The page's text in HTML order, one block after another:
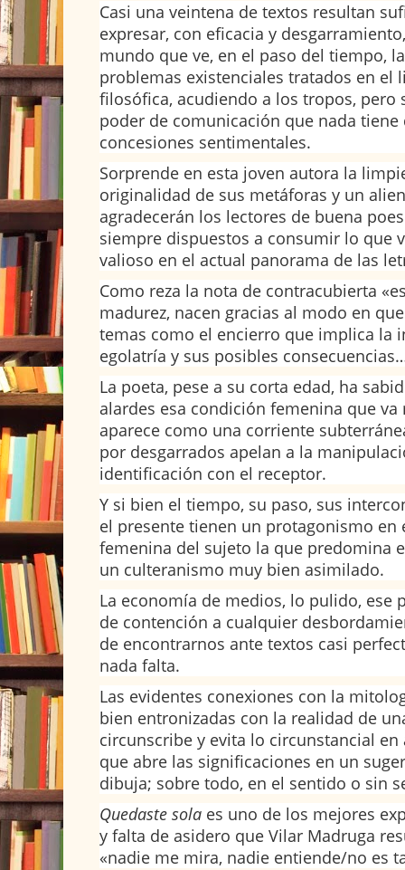
Casi una veintena de textos resultan
expresar, con eficacia y
mundo que ve, en el paso del tiempo,
problemas existenciales tratados en el
filosófica, acudiendo a los tropos,
poder de comunicación que nada
concesiones sentimentales.
Sorprende en esta joven autora la
originalidad de sus metáforas y un
agradecerán los lectores de buena
siempre dispuestos a consumir lo que
valioso en el actual panorama de las
Como reza la nota de contracubierta
madurez, nacen gracias al modo en
temas como el encierro que implica la
egolatría y sus posibles
La poeta, pese a su corta edad, ha
alardes esa condición femenina que
aparece como una corriente
por desgarrados apelan a la
identificación con el receptor.
Y si bien el tiempo, su paso, sus
el presente tienen un protagonismo en
femenina del sujeto la que predomina
un culteranismo muy bien asimilado.
La economía de medios, lo pulido, ese
de contención a cualquier
de encontrarnos ante textos casi
nada falta.
Las evidentes conexiones con la
bien entronizadas con la realidad de
circunscribe y evita lo circunstancial
que abre las significaciones en un
dibuja; sobre todo, en el sentido o sin
Quedaste sola es uno de los mejores
y falta de asidero que Vilar Madruga
«nadie me mira, nadie entiende/no es